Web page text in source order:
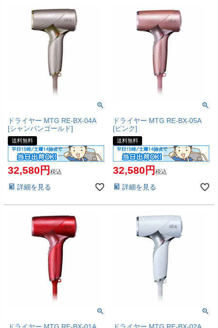
ドライヤー MTG RE-BX-04A
[シャンパンゴールド]
送料無料
32,580 税込
詳細を見る
ドライヤー MTG RE-BX-05A
[ピンク]
送料無料
32,580 税込
詳細を見る
ドライヤー MTG RE-BX-01A ドライヤー MTG RE-BX-02A